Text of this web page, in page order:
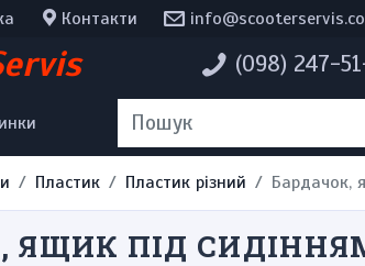
Контакти
(098) 247-
Пластик Пластик різний Бардачок,
ПІД СИДІННЯМ